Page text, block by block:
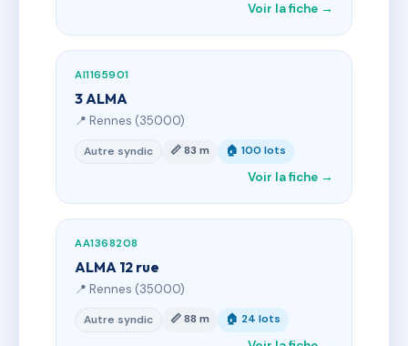
Voir la fiche →
AI1165901
3 ALMA
📍 Rennes (35000)
Autre syndic 📏 83 m 🏠 100 lots
Voir la fiche →
AA1368208
ALMA 12 rue
📍 Rennes (35000)
Autre syndic 📏 88 m 🏠 24 lots